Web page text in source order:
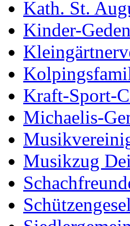
Kath. St.
Kinder-
Kraft-Sport-
Michaelis-
Musikzug